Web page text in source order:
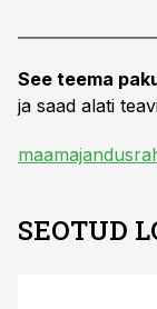
See teema
ja saad alati
SEOTUD